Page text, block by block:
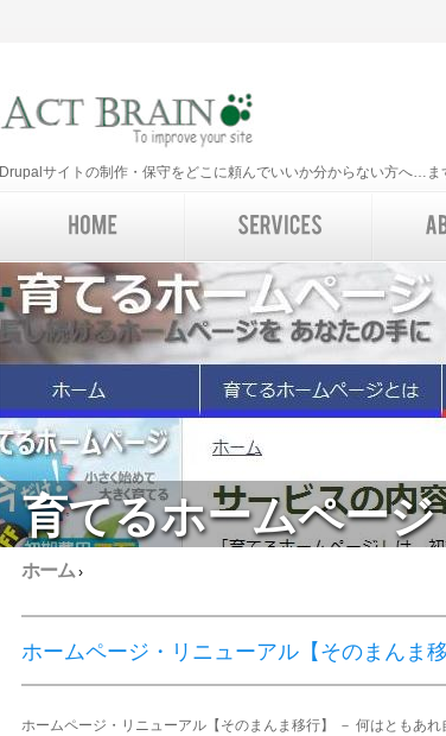
Drupalサイトの制作・保守をどこに頼んでいいか分からない方へ…ま
育てるホームページ
ホーム›
ホームページ・リニューアル【そのまんま移
ホームページ・リニューアル【そのまんま移行】 － 何はともあ